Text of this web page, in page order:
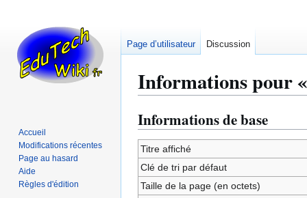
Informations pour
Aller
à
la
navigation
Aller
à
la
recherche
Informations de base
Titre affiché
Clé de tri par défaut
Taille de la page (en octets)
Page d’utilisateur Discussion
Accueil
Modifications récentes
Page au hasard
Aide
Règles d'édition